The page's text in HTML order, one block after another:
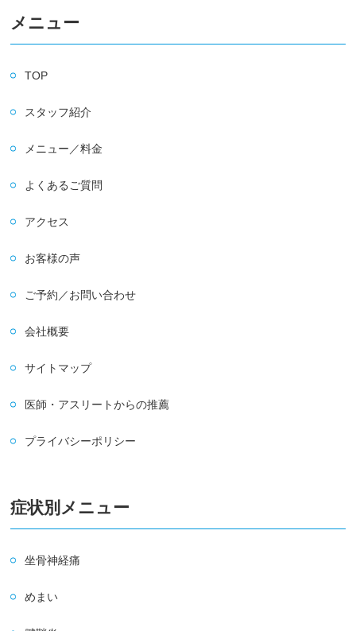
メニュー
TOP
スタッフ紹介
メニュー／料金
よくあるご質問
アクセス
お客様の声
ご予約／お問い合わせ
会社概要
サイトマップ
医師・アスリートからの推薦
プライバシーポリシー
症状別メニュー
坐骨神経痛
めまい